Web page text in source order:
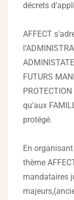
décrets
AFFECT
FUTURS
qu’aux
protégé.
En
thème
mandataires